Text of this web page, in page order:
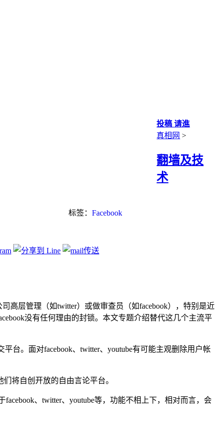
投稿 请進
真相网 >
翻墙及技
术
标签： Facebook
高层管理（如twitter）或做审查员（如facebook），特别是近
没有任何理由的封锁。本文专题介绍替代这几个主流平
台。面对facebook、twitter、youtube有可能主观删除用户帐
将自创开放的自由言论平台。
、twitter、youtube等，功能不相上下，相对而言，会